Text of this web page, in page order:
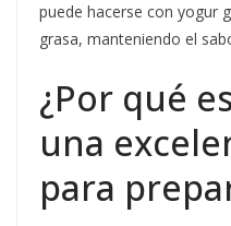
puede hacerse con yogur
grasa, manteniendo el
¿Por qué
una
para